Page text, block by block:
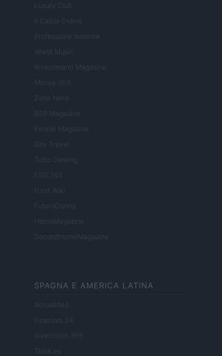
Luxury Club
Il Calcio Online
Professione mamma
World Music
Investimenti Magazine
Money 365
Zona Nerd
B2B Magazine
People Magazine
Day Travel
Tutto Gaming
ESG 365
Food Wiki
FuturoDonna
HomeMagazine
SecondHomeMagazine
SPAGNA E AMERICA LATINA
Actualidad
Finanzas 24
Investindo 365
Think.es